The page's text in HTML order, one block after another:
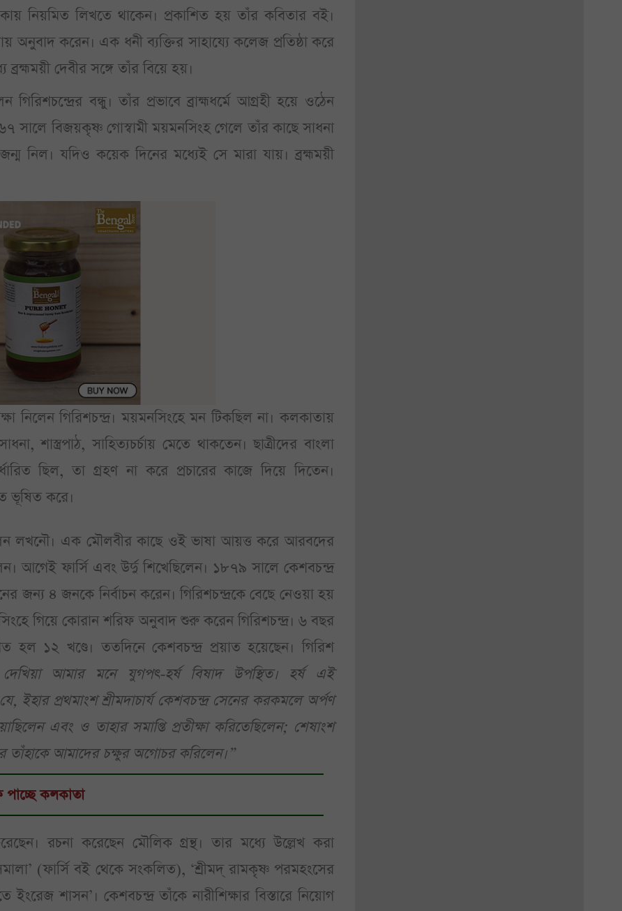
নিয়মিত লিখতে থাকেন। প্রকাশিত হয় তাঁর কবিতার বই।
অনুবাদ করেন। এক ধনী ব্যক্তির সাহায্যে কলেজ প্রতিষ্ঠা করে
দেবীর সঙ্গে তাঁর বিয়ে হয়।
বন্ধু। তাঁর প্রভাবে ব্রাহ্মধর্মে আগ্রহী হয়ে ওঠেন
সালে বিজয়কৃষ্ণ গোস্বামী ময়মনসিংহ গেলে তাঁর কাছে সাধনা
নিল। যদিও কয়েক দিনের মধ্যেই সে মারা যায়। ব্রহ্মময়ী
নিলেন গিরিশচন্দ্র। ময়মনসিংহে মন টিকছিল না। কলকাতায়
শাস্ত্রপাঠ, সাহিত্যচর্চায় মেতে থাকতেন। ছাত্রীদের বাংলা
ছিল, তা গ্রহণ না করে প্রচারের কাজে দিয়ে দিতেন।
ভূষিত করে।
লখনৌ। এক মৌলবীর কাছে ওই ভাষা আয়ত্ত করে আরবদের
আগেই ফার্সি এবং উর্দু শিখেছিলেন। ১৮৭৯ সালে কেশবচন্দ্র
জন্য ৪ জনকে নির্বাচন করেন। গিরিশচন্দ্রকে বেছে নেওয়া হয়
গিয়ে কোরান শরিফ অনুবাদ শুরু করেন গিরিশচন্দ্র। ৬ বছর
১২ খণ্ডে। ততদিনে কেশবচন্দ্র প্রয়াত হয়েছেন। গিরিশ
আমার মনে যুগপৎ-হর্ষ বিষাদ উপস্থিত। হর্ষ এই
প্রথমাংশ শ্রীমদাচার্য কেশবচন্দ্র সেনের করকমলে অর্পণ
এবং ও তাহার সমাপ্তি প্রতীক্ষা করিতেছিলেন; শেষাংশ
তাঁহাকে আমাদের চক্ষুর অগোচর করিলেন।”
পাচ্ছে কলকাতা
রচনা করেছেন মৌলিক গ্রন্থ। তার মধ্যে উল্লেখ করা
(ফার্সি বই থেকে সংকলিত), ‘শ্রীমদ্‌ রামকৃষ্ণ পরমহংসের
ইংরেজ শাসন’। কেশবচন্দ্র তাঁকে নারীশিক্ষার বিস্তারে নিয়োগ